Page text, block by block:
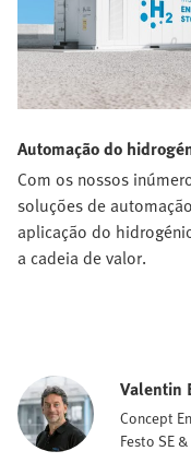
Automação do
Com os nossos
soluções de
aplicação do
a cadeia de valor.
Valentin
Concept
Festo SE